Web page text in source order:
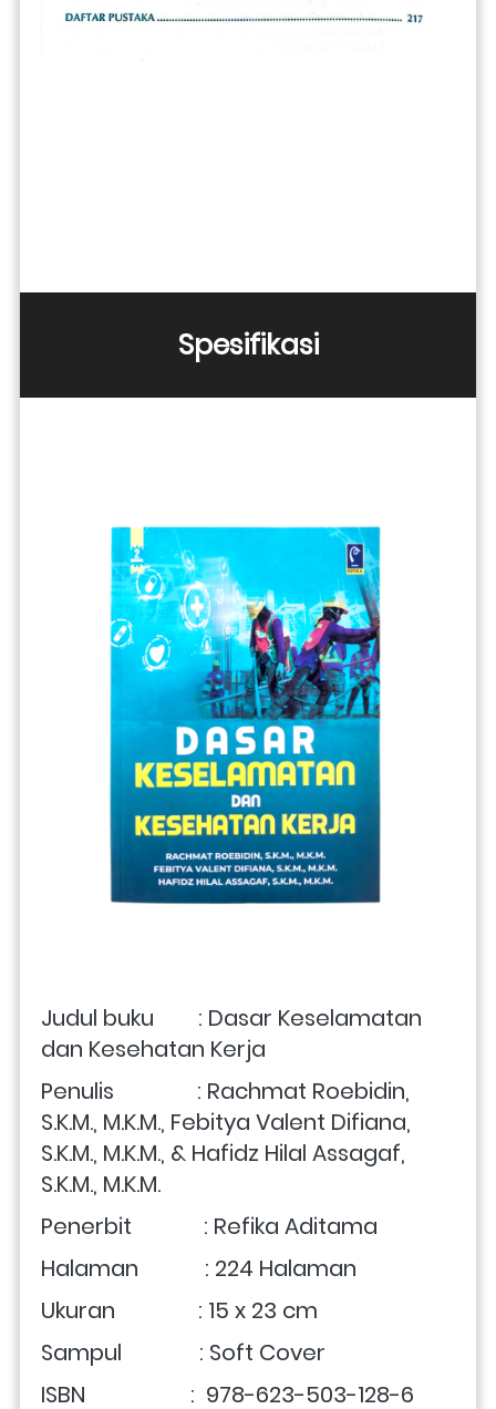
Spesifikasi
Judul buku        : Dasar Keselamatan
dan Kesehatan Kerja
Penulis               : Rachmat Roebidin,
S.K.M., M.K.M., Febitya Valent Difiana,
S.K.M., M.K.M., & Hafidz Hilal Assagaf,
S.K.M., M.K.M.
Penerbit             : Refika Aditama
Halaman            : 224 Halaman
Ukuran               : 15 x 23 cm
Sampul              : Soft Cover
ISBN                   :  978-623-503-128-6